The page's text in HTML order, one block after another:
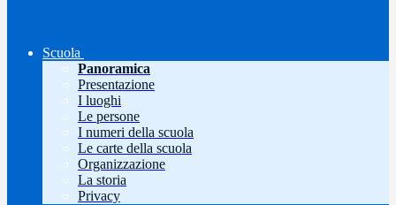
Scuola
Panoramica
Presentazione
I luoghi
Le persone
I numeri della scuola
Le carte della scuola
Organizzazione
La storia
Privacy